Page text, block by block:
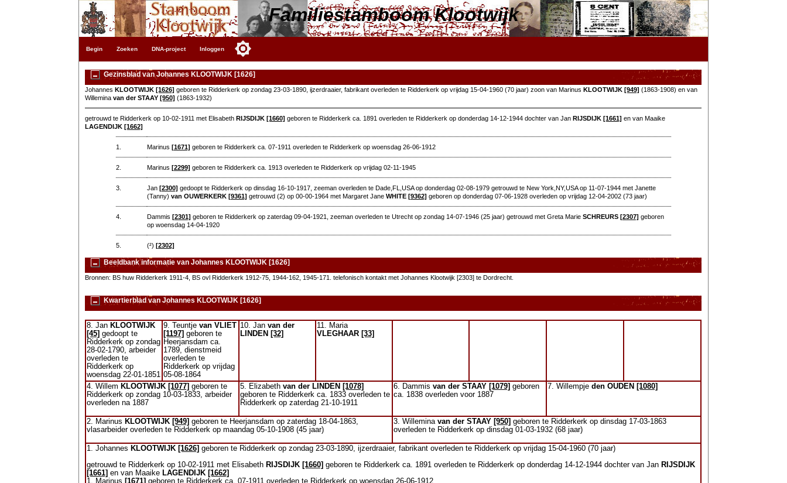
Familiestamboom Klootwijk
Begin Zoeken DNA-project Inloggen
Gezinsblad van Johannes KLOOTWIJK [1626]
JohannesKLOOTWIJK [1626] geboren te Ridderkerk op zondag 23-03-1890, ijzerdraaier, fabrikant overleden te Ridderkerk op vrijdag 15-04-1960 (70 jaar) zoon van MarinusKLOOTWIJK [949] (1863-1908) en van
Willeminavan der STAAY [950] (1863-1932)
getrouwd te Ridderkerk op 10-02-1911 met ElisabethRIJSDIJK [1660] geboren te Ridderkerk ca. 1891 overleden te Ridderkerk op donderdag 14-12-1944 dochter van JanRIJSDIJK [1661] en van Maaike
LAGENDIJK [1662]
1. Marinus [1671] geboren te Ridderkerk ca. 07-1911 overleden te Ridderkerk op woensdag 26-06-1912
2. Marinus [2299] geboren te Ridderkerk ca. 1913 overleden te Ridderkerk op vrijdag 02-11-1945
3. Jan [2300] gedoopt te Ridderkerk op dinsdag 16-10-1917, zeeman overleden te Dade,FL,USA op donderdag 02-08-1979 getrouwd te New York,NY,USA op 11-07-1944 met Janette
(Tanny) van OUWERKERK [9361] getrouwd (2) op 00-00-1964 met Margaret Jane WHITE [9362] geboren op donderdag 07-06-1928 overleden op vrijdag 12-04-2002 (73 jaar)
4. Dammis [2301] geboren te Ridderkerk op zaterdag 09-04-1921, zeeman overleden te Utrecht op zondag 14-07-1946 (25 jaar) getrouwd met Greta Marie SCHREURS [2307] geboren
op woensdag 14-04-1920
5. (²) [2302]
Beeldbank informatie van Johannes KLOOTWIJK [1626]
Bronnen: BS huw Ridderkerk 1911-4, BS ovl Ridderkerk 1912-75, 1944-162, 1945-171. telefonisch kontakt met Johannes Klootwijk [2303] te Dordrecht.
Kwartierblad van Johannes KLOOTWIJK [1626]
8. Jan KLOOTWIJK
[45] gedoopt te
Ridderkerk op zondag
28-02-1790, arbeider
overleden te
Ridderkerk op
woensdag 22-01-1851
9. Teuntjevan VLIET
[1197] geboren te
Heerjansdam ca.
1789, dienstmeid
overleden te
Ridderkerk op vrijdag
05-08-1864
10. Janvan der
LINDEN [32]
11. Maria
VLEGHAAR [33]
4. Willem KLOOTWIJK [1077] geboren te
Ridderkerk op zondag 10-03-1833, arbeider
overleden na 1887
5. Elizabethvan der LINDEN [1078]
geboren te Ridderkerk ca. 1833 overleden te
Ridderkerk op zaterdag 21-10-1911
6. Dammisvan der STAAY [1079] geboren
ca. 1838 overleden voor 1887
7. Willempjeden OUDEN [1080]
2. Marinus KLOOTWIJK [949] geboren te Heerjansdam op zaterdag 18-04-1863,
vlasarbeider overleden te Ridderkerk op maandag 05-10-1908 (45 jaar)
3. Willeminavan der STAAY [950] geboren te Ridderkerk op dinsdag 17-03-1863
overleden te Ridderkerk op dinsdag 01-03-1932 (68 jaar)
1. Johannes KLOOTWIJK [1626] geboren te Ridderkerk op zondag 23-03-1890, ijzerdraaier, fabrikant overleden te Ridderkerk op vrijdag 15-04-1960 (70 jaar)
getrouwd te Ridderkerk op 10-02-1911 met Elisabeth RIJSDIJK [1660] geboren te Ridderkerk ca. 1891 overleden te Ridderkerk op donderdag 14-12-1944 dochter van Jan RIJSDIJK
[1661] en van Maaike LAGENDIJK [1662]
1. Marinus [1671] geboren te Ridderkerk ca. 07-1911 overleden te Ridderkerk op woensdag 26-06-1912